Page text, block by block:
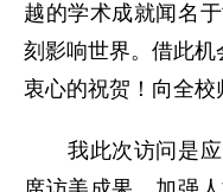
越的学术成就闻名
刻影响世界。借此
衷心的祝贺！向全校
我此次访问是应